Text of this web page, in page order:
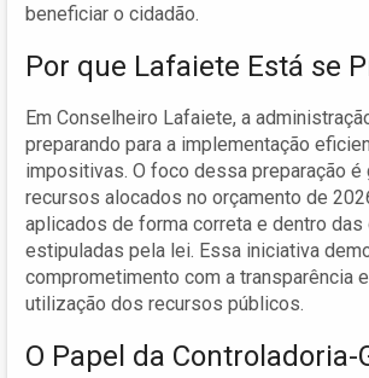
beneficiar o cidadão.
Por que Lafaiete Está se
Em Conselheiro Lafaiete, a
preparando para a implementação
impositivas. O foco dessa preparação é
recursos alocados no orçamento de
aplicados de forma correta e dentro
estipuladas pela lei. Essa iniciativa
comprometimento com a transparência
utilização dos recursos públicos.
O Papel da Controladoria-